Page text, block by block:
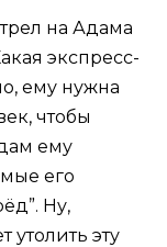
на Адама
экспресс-
ему нужна
чтобы
ему
его
Ну,
утолить эту